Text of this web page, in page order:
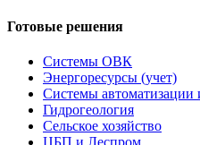
Готовые решения
Системы ОВК
Энергоресурсы (учет)
Системы автоматизации
Гидрогеология
Сельское хозяйство
ЦБП и Леспром